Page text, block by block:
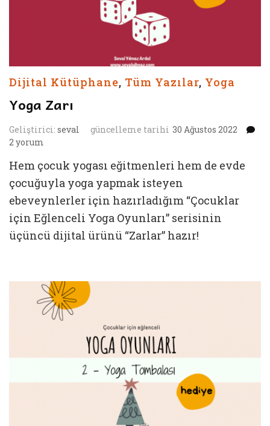
Dijital Kütüphane, Tüm Yazılar, Yoga
Yoga Zarı
Geliştirici: seval güncelleme tarihi 30 Ağustos 2022
2 yorum
Hem çocuk yogası eğitmenleri hem de evde
çocuğuyla yoga yapmak isteyen
ebeveynlerler için hazırladığım “Çocuklar
için Eğlenceli Yoga Oyunları” serisinin
üçüncü dijital ürünü “Zarlar” hazır!